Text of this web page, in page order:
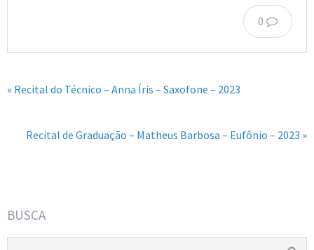
0
« Recital do Técnico – Anna Íris – Saxofone – 2023
Recital de Graduação – Matheus Barbosa – Eufônio – 2023 »
BUSCA